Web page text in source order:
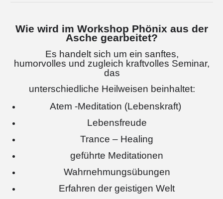
Wie wird im Workshop Phönix aus der
Asche gearbeitet?
Es handelt sich um ein sanftes,
humorvolles und zugleich kraftvolles Seminar,
das
unterschiedliche Heilweisen beinhaltet:
Atem -Meditation (Lebenskraft)
Lebensfreude
Trance – Healing
geführte Meditationen
Wahrnehmungsübungen
Erfahren der geistigen Welt